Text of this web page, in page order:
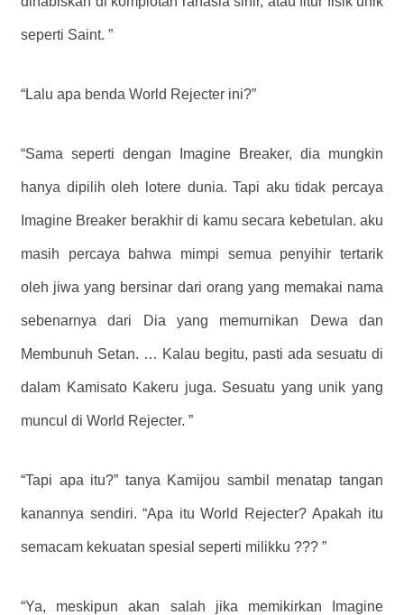
seperti Saint. ”
“Lalu apa benda World Rejecter ini?”
“Sama seperti dengan Imagine Breaker, dia mungkin
hanya dipilih oleh lotere dunia. Tapi aku tidak percaya
Imagine Breaker berakhir di kamu secara kebetulan. aku
masih percaya bahwa mimpi semua penyihir tertarik
oleh jiwa yang bersinar dari orang yang memakai nama
sebenarnya dari Dia yang memurnikan Dewa dan
Membunuh Setan. … Kalau begitu, pasti ada sesuatu di
dalam Kamisato Kakeru juga. Sesuatu yang unik yang
muncul di World Rejecter. ”
“Tapi apa itu?” tanya Kamijou sambil menatap tangan
kanannya sendiri. “Apa itu World Rejecter? Apakah itu
semacam kekuatan spesial seperti milikku ??? ”
“Ya, meskipun akan salah jika memikirkan Imagine